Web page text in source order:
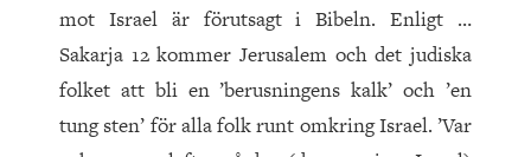
mot Israel är förutsagt i Bibeln. Enligt …
Sakarja 12 kommer Jerusalem och det judiska
folket att bli en ’berusningens kalk’ och ’en
tung sten’ för alla folk runt omkring Israel. ’Var